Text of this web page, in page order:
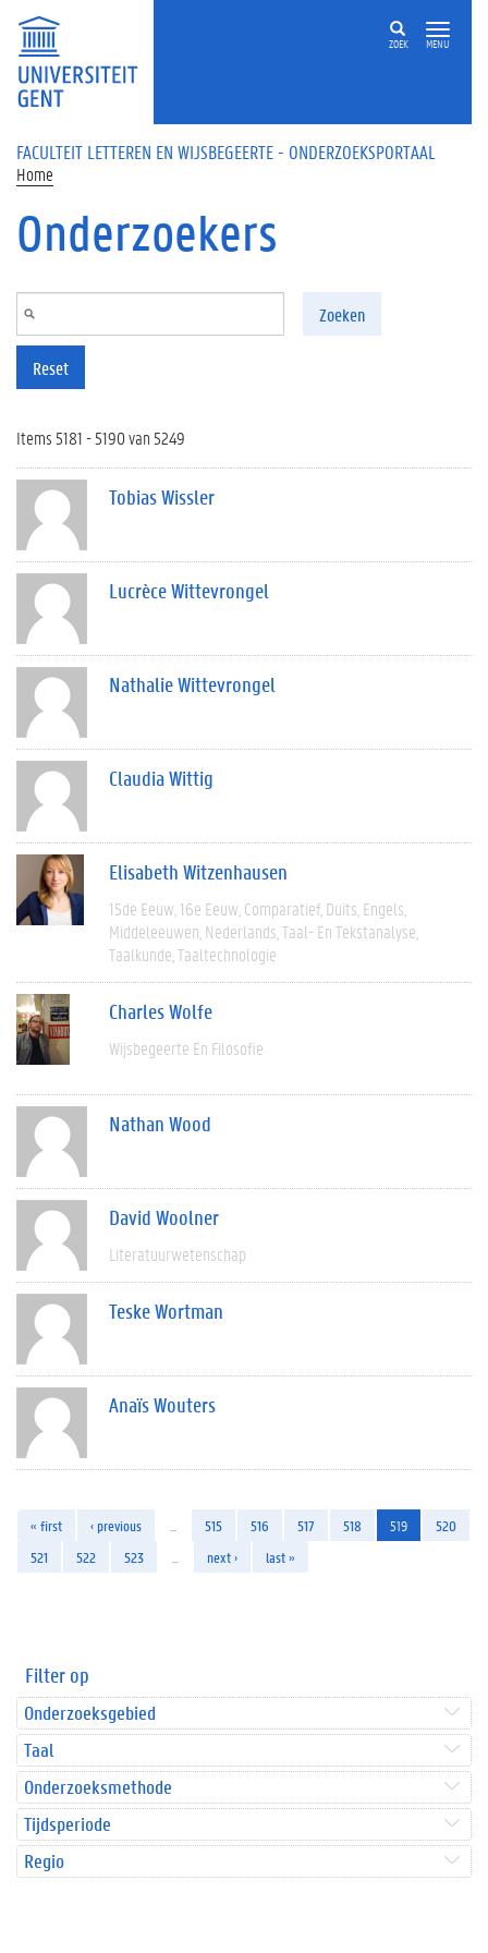
Overslaan en naar de inhoud gaan
ZOEK MENU
FACULTEIT LETTEREN EN WIJSBEGEERTE - ONDERZOEKSPORTAAL
Home
Onderzoekers
Zoeken
Reset
Items 5181 - 5190 van 5249
Tobias Wissler
Lucrèce Wittevrongel
Nathalie Wittevrongel
Claudia Wittig
Elisabeth Witzenhausen
15de Eeuw 16e Eeuw Comparatief Duits Engels
Middeleeuwen Nederlands Taal- En Tekstanalyse
Taalkunde Taaltechnologie
Charles Wolfe
Wijsbegeerte En Filosofie
Nathan Wood
David Woolner
Literatuurwetenschap
Teske Wortman
Anaïs Wouters
« first ‹ previous 515 516 517 518 519
520
521
522 523 next › last »
Filter op
Onderzoeksgebied
Taal
Onderzoeksmethode
Tijdsperiode
Regio